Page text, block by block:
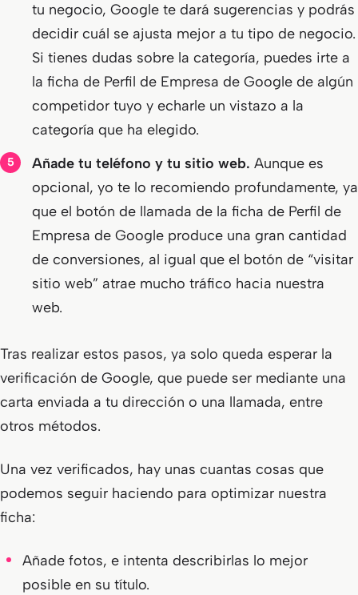
tu negocio, Google te dará sugerencias y podrás
decidir cuál se ajusta mejor a tu tipo de negocio.
Si tienes dudas sobre la categoría, puedes irte a
la ficha de Perfil de Empresa de Google de algún
competidor tuyo y echarle un vistazo a la
categoría que ha elegido.
Añade tu teléfono y tu sitio web. Aunque es
opcional, yo te lo recomiendo profundamente, ya
que el botón de llamada de la ficha de Perfil de
Empresa de Google produce una gran cantidad
de conversiones, al igual que el botón de “visitar
sitio web” atrae mucho tráfico hacia nuestra
web.
Tras realizar estos pasos, ya solo queda esperar la
verificación de Google, que puede ser mediante una
carta enviada a tu dirección o una llamada, entre
otros métodos.
Una vez verificados, hay unas cuantas cosas que
podemos seguir haciendo para optimizar nuestra
ficha:
Añade fotos, e intenta describirlas lo mejor
posible en su título.